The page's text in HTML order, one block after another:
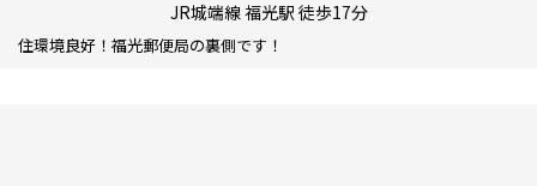
JR城端線 福光駅 徒歩17分
住環境良好！福光郵便局の裏側です！